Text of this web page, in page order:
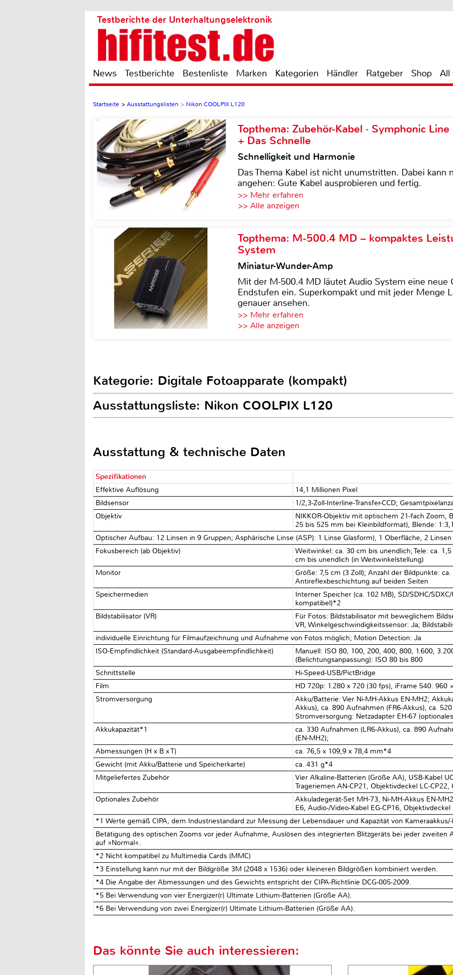
Testberichte der Unterhaltungselektronik
News Testberichte Bestenliste Marken Kategorien Händler Ratgeber Shop All
Startseite > Ausstattungslisten > Nikon COOLPIX L120
Topthema: Zubehör-Kabel · Symphonic
+ Das Schnelle
Schnelligkeit und Harmonie
Das Thema Kabel ist nicht unumstritten. Dabei kann
angehen: Gute Kabel ausprobieren und fertig.
>> Mehr erfahren
>> Alle anzeigen
Topthema: M-500.4 MD – kompaktes
System
Miniatur-Wunder-Amp
Mit der M-500.4 MD läutet Audio System eine neue
Endstufen ein. Superkompakt und mit jeder Menge
genauer ansehen.
>> Mehr erfahren
>> Alle anzeigen
Kategorie: Digitale Fotoapparate (kompakt)
Ausstattungsliste: Nikon COOLPIX L120
Ausstattung & technische Daten
Spezifikationen
Effektive Auflösung
14,1 Millionen Pixel
Bildsensor
1/2,3-Zoll-Interline-Transfer-CCD;
Objektiv
NIKKOR-Objektiv mit optischem 21-fach
25 bis 525 mm bei Kleinbildformat), Blende:
Optischer Aufbau: 12 Linsen in 9 Gruppen; Asphärische Linse (ASP): 1 Linse Glasform), 1 Oberfläche, 2
Fokusbereich (ab Objektiv)
Weitwinkel: ca. 30 cm bis unendlich; Tele: ca.
cm bis unendlich (in Weitwinkelstellung)
Monitor
Größe: 7,5 cm (3 Zoll); Anzahl der Bildpunkte:
Antireflexbeschichtung auf beiden Seiten
Speichermedien
Interner Speicher (ca. 102 MB), SD/SDHC/
kompatibel)*2
Bildstabilisator (VR)
Für Fotos: Bildstabilisator mit beweglichem
VR, Winkelgeschwindigkeitssensor: Ja;
individuelle Einrichtung für Filmaufzeichnung und Aufnahme von Fotos möglich; Motion Detection: Ja
ISO-Empfindlichkeit (Standard-Ausgabeempfindlichkeit)
Manuell: ISO 80, 100, 200, 400, 800, 1.600,
(Belichtungsanpassung): ISO 80 bis 800
Schnittstelle
Hi-Speed-USB/PictBridge
Film
HD 720p: 1.280 x 720 (30 fps), iFrame 540: 960
Stromversorgung
Akku/Batterie: Vier Ni-MH-Akkus EN-MH2;
Akkus), ca. 890 Aufnahmen (FR6-Akkus), ca.
Stromversorgung: Netzadapter EH-67
Akkukapazität*1
ca. 330 Aufnahmen (LR6-Akkus), ca. 890
(EN-MH2);
Abmessungen (H x B x T)
ca. 76,5 x 109,9 x 78,4 mm*4
Gewicht (mit Akku/Batterie und Speicherkarte)
ca. 431 g*4
Mitgeliefertes Zubehör
Vier Alkaline-Batterien (Größe AA), USB-Kabel
Trageriemen AN-CP21, Objektivdeckel LC-
Optionales Zubehör
Akkuladegerät-Set MH-73, Ni-MH-Akkus EN-
E6, Audio-/Video-Kabel EG-CP16, Objektivdeckel
*1 Werte gemäß CIPA, dem Industriestandard zur Messung der Lebensdauer und Kapazität von
Betätigung des optischen Zooms vor jeder Aufnahme, Auslösen des integrierten Blitzgeräts bei jeder zweiten
auf »Normal«.
*2 Nicht kompatibel zu Multimedia Cards (MMC)
*3 Einstellung kann nur mit der Bildgröße 3M (2048 x 1536) oder kleineren Bildgrößen kombiniert werden.
*4 Die Angabe der Abmessungen und des Gewichts entspricht der CIPA-Richtlinie DCG-005-2009.
*5 Bei Verwendung von vier Energizer(r) Ultimate Lithium-Batterien (Größe AA).
*6 Bei Verwendung von zwei Energizer(r) Ultimate Lithium-Batterien (Größe AA).
Das könnte Sie auch interessieren: